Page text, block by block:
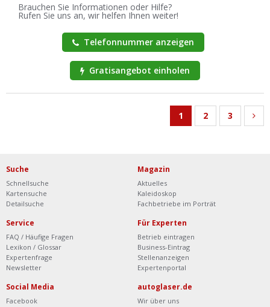
Brauchen Sie Informationen oder Hilfe?
Rufen Sie uns an, wir helfen Ihnen weiter!
Telefonnummer anzeigen
Gratisangebot einholen
1 2 3
Suche
Schnellsuche
Kartensuche
Detailsuche
Magazin
Aktuelles
Kaleidoskop
Fachbetriebe im Porträt
Service
FAQ / Häufige Fragen
Lexikon / Glossar
Expertenfrage
Newsletter
Für Experten
Betrieb eintragen
Business-Eintrag
Stellenanzeigen
Expertenportal
Social Media
Facebook
autoglaser.de
Wir über uns